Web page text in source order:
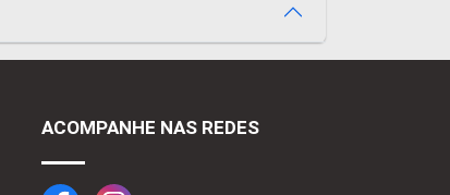
ACOMPANHE NAS REDES